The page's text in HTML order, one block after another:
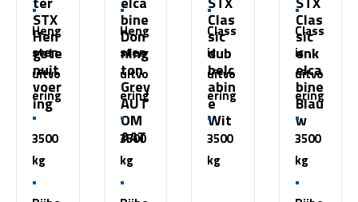
STX
Hen
gste
nuit
voer
ing
Heng
sten
uitvo
ering
3500
kg
bine
Don
ning
ton
Grey
AUT
OM
AAT
Heng
sten
uitvo
ering
3500
kg
Clas
sic
dub
belc
abin
e
Wit
Class
ic
uitvo
ering
3500
kg
Clas
sic
enk
elca
bine
Blau
w
Class
ic
uitvo
ering
3500
kg